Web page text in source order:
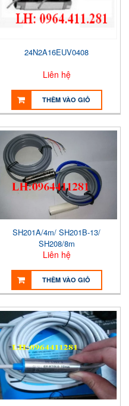
24N2A16EUV0408
Liên hệ
THÊM VÀO GIỎ
SH201A/4m/ SH201B-13/
SH208/8m
Liên hệ
THÊM VÀO GIỎ